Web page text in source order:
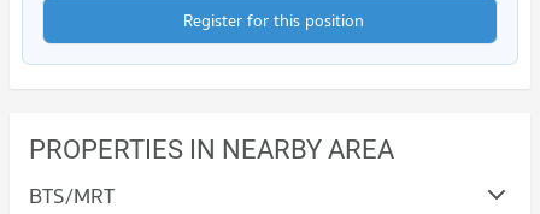
Register for this position
PROPERTIES IN NEARBY AREA
BTS/MRT